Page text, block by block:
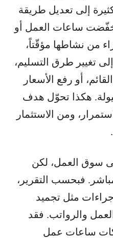
إلى تعديل طريقة
ساعات العمل أو
من نشاطها مؤقّتاً،
تغيير طرق التسليم،
أو رفع الأسعار
هكذا تحوّل هدف
ومن الاستثمار
سوق العمل، لكن
فبحسب التقرير،
مثل تجميد
والرواتب. فقد
الشركات ساعات عمل